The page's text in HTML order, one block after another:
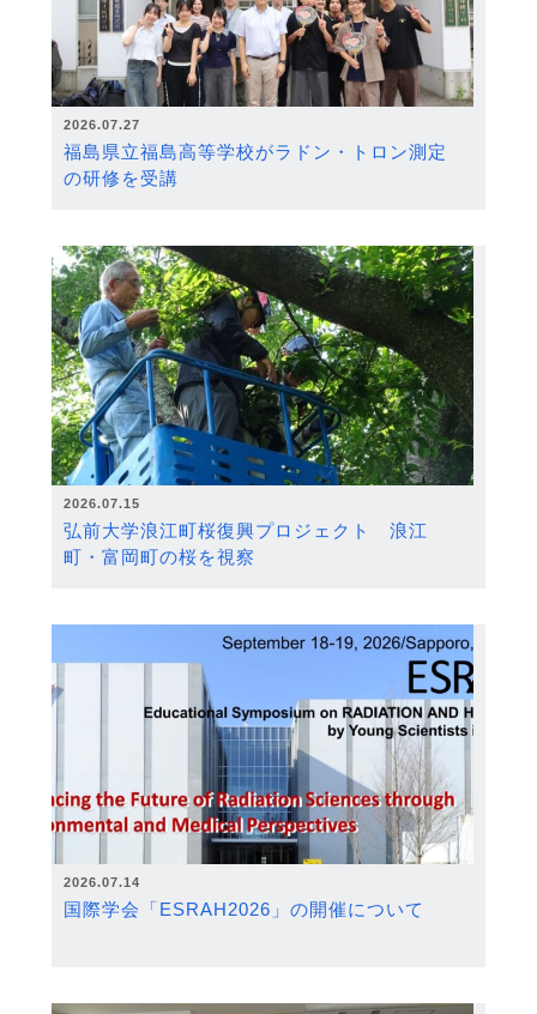
2026.07.27
福島県立福島高等学校がラドン・トロン測定
の研修を受講
2026.07.15
弘前大学浪江町桜復興プロジェクト 浪江
町・富岡町の桜を視察
2026.07.14
国際学会「ESRAH2026」の開催について